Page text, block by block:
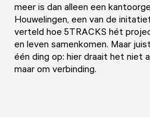
meer is dan alleen een
Houwelingen, een van de
verteld hoe 5TRACKS hét
en leven samenkomen. Maar
één ding op: hier draait het niet
maar om verbinding.